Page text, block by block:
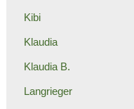
Kibi
Klaudia
Klaudia B.
Langrieger